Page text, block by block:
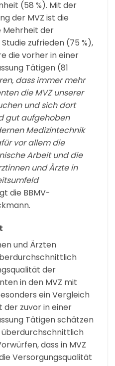
(58 %). Mit der
der MVZ ist die
Mehrheit der
zufrieden (75 %),
die vorher in einer
Tätigen (81
dass immer mehr
die MVZ unserer
und sich dort
gut aufgehoben
Medizintechnik
vor allem die
Arbeit und die
und Ärzte in
die BBMV-
und Ärzten
der
in den MVZ mit
ein Vergleich
der zuvor in einer
Tätigen schätzen
überdurchschnittlich
dass in MVZ
Versorgungsqualität